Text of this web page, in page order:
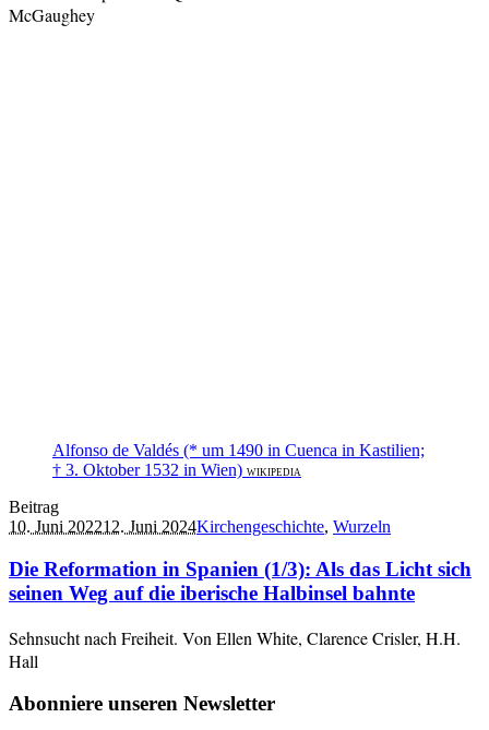
McGaughey
Alfonso de Valdés (* um 1490 in Cuenca in Kastilien;
† 3. Oktober 1532 in Wien) WIKIPEDIA
Beitrag
10. Juni 202212. Juni 2024Kirchengeschichte, Wurzeln
Die Reformation in Spanien (1/3): Als das Licht sich
seinen Weg auf die iberische Halbinsel bahnte
Sehnsucht nach Freiheit. Von Ellen White, Clarence Crisler, H.H.
Hall
Abonniere unseren Newsletter